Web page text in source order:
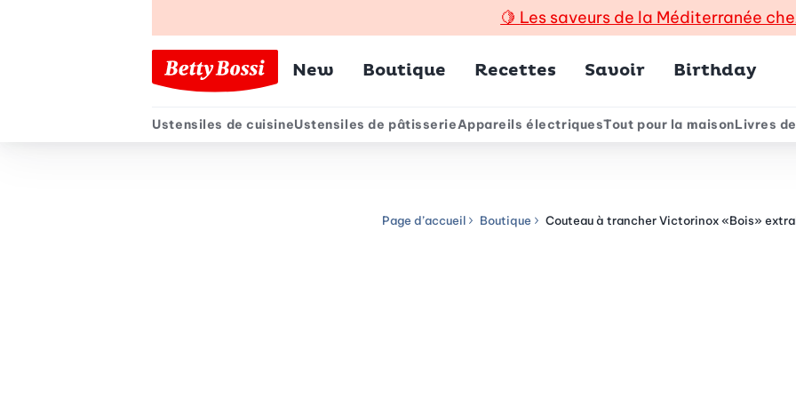
🍋 Les saveurs de la Méditerranée
Menu principal
New Boutique Recettes Savoir Birthday
Menu secondaire
Ustensiles de cuisineUstensiles de pâtisserieAppareils électriquesTout pour la maisonLivres
Page d’accueil Boutique Couteau à trancher Victorinox «Bois»